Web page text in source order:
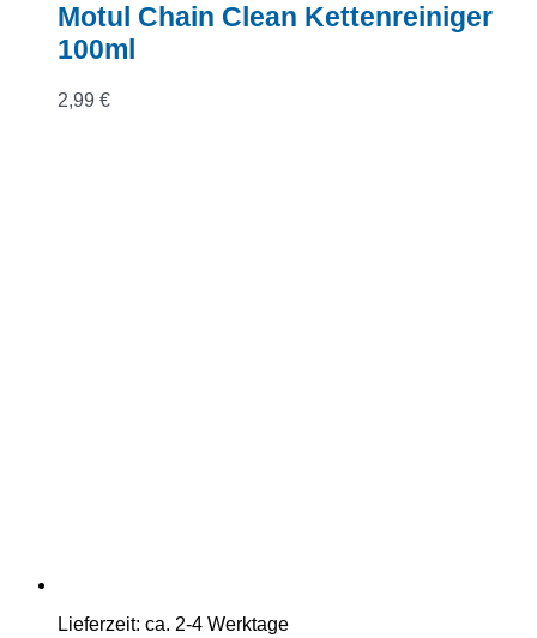
Motul Chain Clean Kettenreiniger
100ml
2,99 €
Lieferzeit: ca. 2-4 Werktage